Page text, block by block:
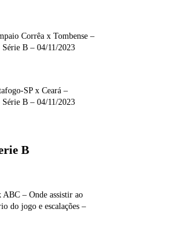
Corrêa x Tombense –
B – 04/11/2023
SP x Ceará –
B – 04/11/2023
B
– Onde assistir ao
do jogo e escalações –